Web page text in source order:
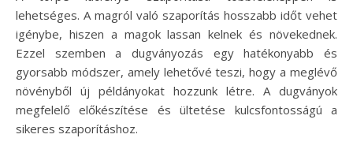
lehetséges. A magról való szaporítás hosszabb időt vehet
igénybe, hiszen a magok lassan kelnek és növekednek.
Ezzel szemben a dugványozás egy hatékonyabb és
gyorsabb módszer, amely lehetővé teszi, hogy a meglévő
növényből új példányokat hozzunk létre. A dugványok
megfelelő előkészítése és ültetése kulcsfontosságú a
sikeres szaporításhoz.